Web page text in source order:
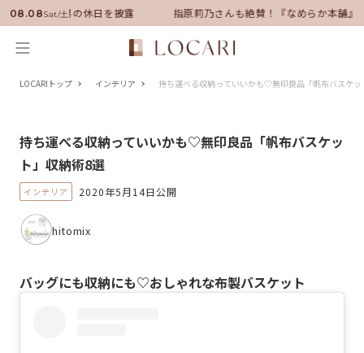
08.08Sat/土
任！いい男の休日を披露 指原莉乃さんも絶賛！『なめらか本舗』
LOCARIトップ インテリア 持ち運べる収納っていいかも♡無印良品「帆布バスケ
持ち運べる収納っていいかも♡無印良品「帆布バスケッ
ト」収納術8選
インテリア 2020年5月14日公開
hitomix
バッグにも収納にも♡おしゃれな布製バスケット